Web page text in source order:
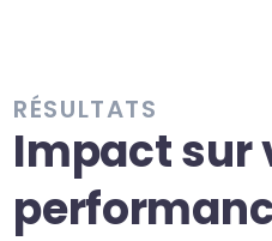
RÉSULTATS
Impact sur